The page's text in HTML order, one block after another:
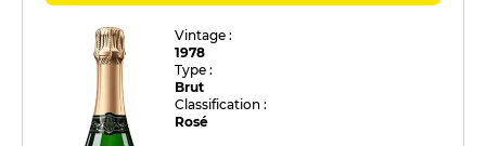
Vintage :
1978
Type :
Brut
Classification :
Rosé